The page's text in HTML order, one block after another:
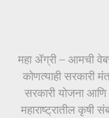
महा ॲग्री – आमची
कोणत्याही सरकारी
सरकारी योजना
महाराष्ट्रातील कृषी